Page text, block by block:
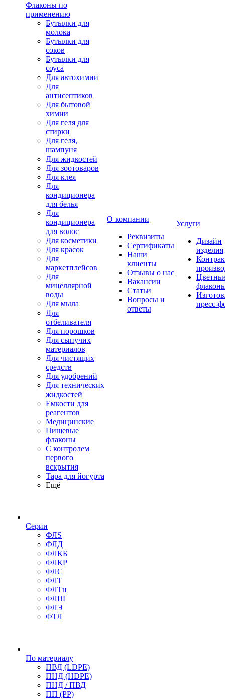
Флаконы по
применению
Бутылки для
молока
Бутылки для
соков
Бутылки для
соуса
Для автохимии
Для
антисептиков
Для бытовой
химии
Для геля для
стирки
Для геля,
шампуня
Для жидкостей
Для зоотоваров
Для клея
Для
кондиционера
для белья
Для
кондиционера
для волос
Для косметики
Для красок
Для
маркетплейсов
Для
мицеллярной
воды
Для мыла
Для
отбеливателя
Для порошков
Для сыпучих
материалов
Для чистящих
средств
Для удобрений
Для технических
жидкостей
Емкости для
реагентов
Медицинские
Пищевые
флаконы
С контролем
первого
вскрытия
Тара для йогурта
Ещё
Серии
ФЛS
ФЛД
ФЛКБ
ФЛКР
ФЛС
ФЛТ
ФЛТн
ФЛШ
ФЛЭ
ФТЛ
По материалу
ПВД (LDPE)
ПНД (HDPE)
ПНД / ПВД
ПП (PP)
О компании
Реквизиты
Сертификаты
Наши
клиенты
Отзывы о нас
Вакансии
Статьи
Вопросы и
ответы
Услуги
Дизайн
изделия
пресс-